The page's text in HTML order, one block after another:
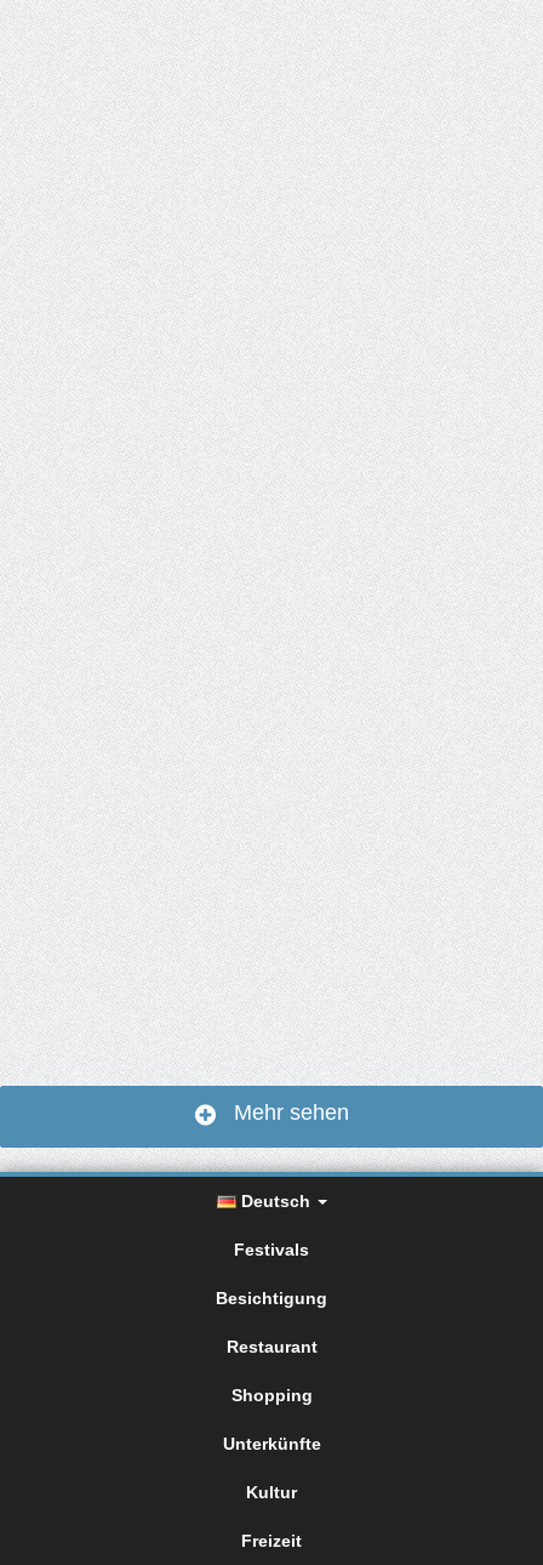
Mehr sehen
Deutsch
Festivals
Besichtigung
Restaurant
Shopping
Unterkünfte
Kultur
Freizeit